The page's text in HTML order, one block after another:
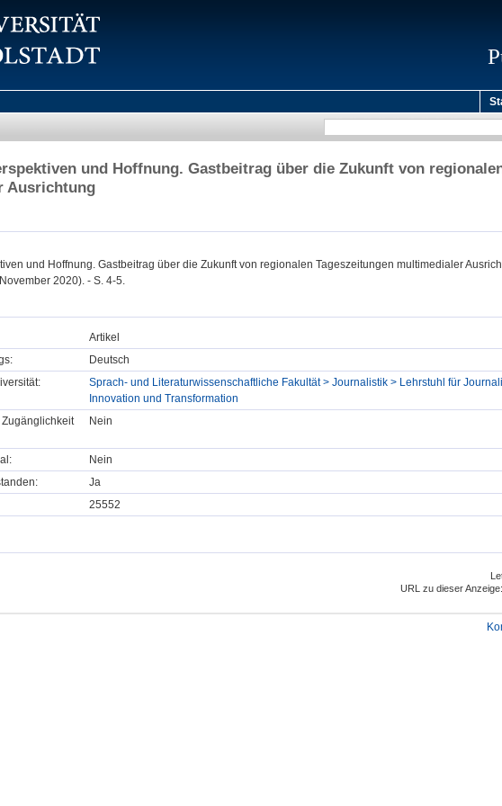
und Hoffnung. Gastbeitrag über die Zukunft von
Ausrichtung
und Hoffnung. Gastbeitrag über die Zukunft von regionalen Tageszeitungen multimedialer
2020). - S. 4-5.
Artikel
Deutsch
Sprach- und Literaturwissenschaftliche Fakultät > Journalistik > Lehrstuhl für
Innovation und Transformation
Zugänglichkeit
Nein
Nein
Ja
25552
URL zu dieser Anzeige: